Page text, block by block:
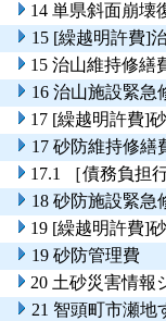
14 単県斜面崩壊
15 [繰越明許費]
15 治山維持修繕
16 治山施設緊急
17 [繰越明許費]
17 砂防維持修繕
17.1 ［債務負担
18 砂防施設緊急
19 [繰越明許費]
19 砂防管理費
20 土砂災害情報
21 智頭町市瀬地